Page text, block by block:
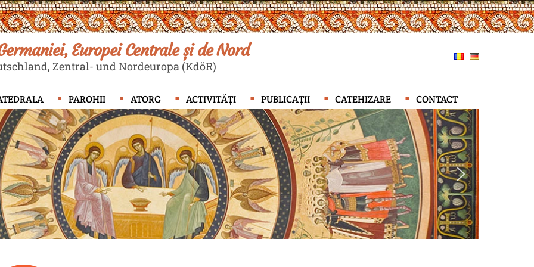
Europei Centrale și de Nord
Zentral- und Nordeuropa (KdöR)
PAROHII ATORG ACTIVITĂȚI PUBLICAȚII CATEHIZARE CONTACT